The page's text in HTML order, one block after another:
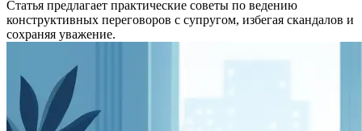
Статья предлагает практические советы по ведению
конструктивных переговоров с супругом, избегая скандалов и
сохраняя уважение.